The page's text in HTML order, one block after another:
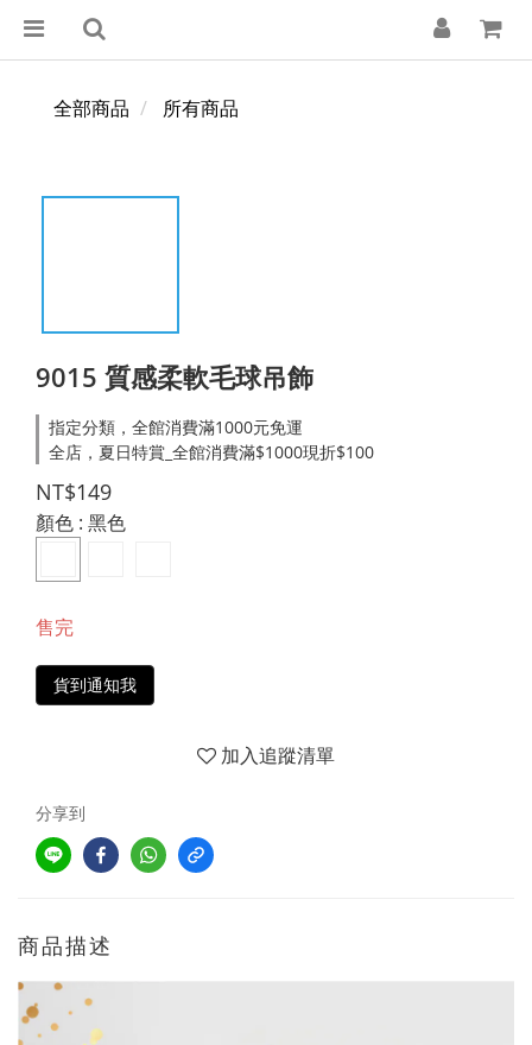
全部商品 所有商品
9015 質感柔軟毛球吊飾
指定分類，全館消費滿1000元免運
全店，夏日特賞_全館消費滿$1000現折$100
NT$149
顏色 : 黑色
售完
貨到通知我
加入追蹤清單
分享到
商品描述